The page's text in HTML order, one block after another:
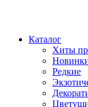
Каталог
Хиты
Редкие